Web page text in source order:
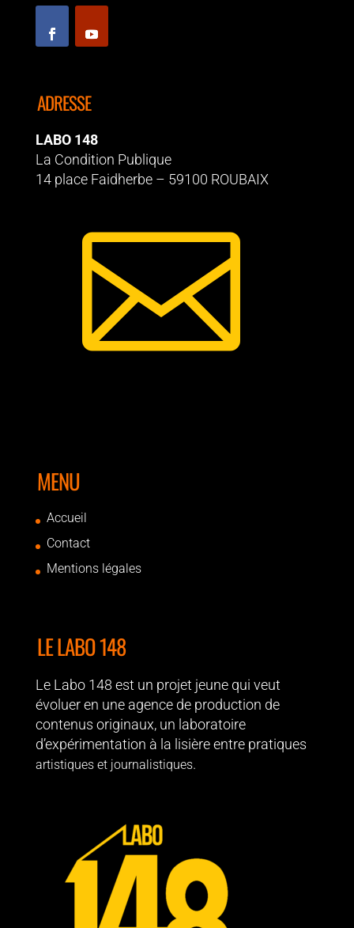
ADRESSE
LABO 148
La Condition Publique
14 place Faidherbe – 59100 ROUBAIX

MENU
Accueil
Contact
Mentions légales
LE LABO 148
Le Labo 148 est un projet jeune qui veut
évoluer en une agence de production de
contenus originaux, un laboratoire
d’expérimentation à la lisière entre pratiques
artistiques et journalistiques.